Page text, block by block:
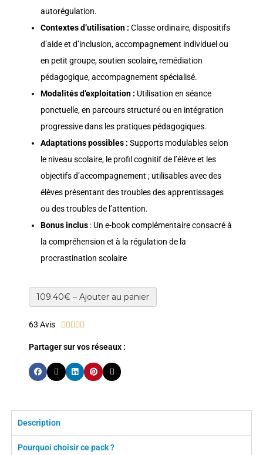
autorégulation.
Contextes d’utilisation : Classe ordinaire, dispositifs
d’aide et d’inclusion, accompagnement individuel ou
en petit groupe, soutien scolaire, remédiation
pédagogique, accompagnement spécialisé.
Modalités d’exploitation : Utilisation en séance
ponctuelle, en parcours structuré ou en intégration
progressive dans les pratiques pédagogiques.
Adaptations possibles : Supports modulables selon
le niveau scolaire, le profil cognitif de l’élève et les
objectifs d’accompagnement ; utilisables avec des
élèves présentant des troubles des apprentissages
ou des troubles de l’attention.
Bonus inclus: Un e-book complémentaire consacré à
la compréhension et à la régulation de la
procrastination scolaire
109.40€ – Ajouter au panier
63 Avis     
Partager sur vos réseaux :
Description
Pourquoi choisir ce pack ?